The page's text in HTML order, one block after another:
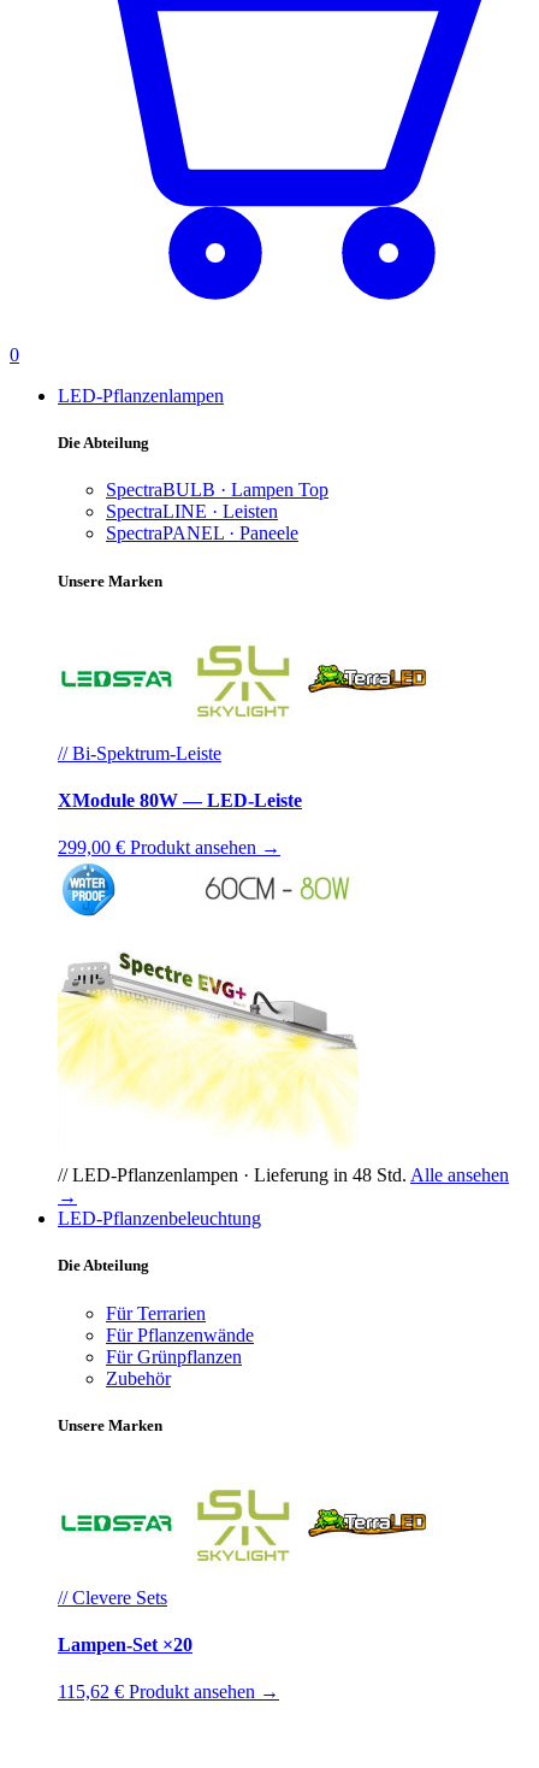
0
LED-Pflanzenlampen
Die Abteilung
SpectraBULB · Lampen Top
SpectraLINE · Leisten
SpectraPANEL · Paneele
Unsere Marken
// Bi-Spektrum-Leiste
XModule 80W — LED-Leiste
299,00 € Produkt ansehen →
// LED-Pflanzenlampen · Lieferung in 48 Std. Alle ansehen
→
LED-Pflanzenbeleuchtung
Die Abteilung
Für Terrarien
Für Pflanzenwände
Für Grünpflanzen
Zubehör
Unsere Marken
// Clevere Sets
Lampen-Set ×20
115,62 € Produkt ansehen →